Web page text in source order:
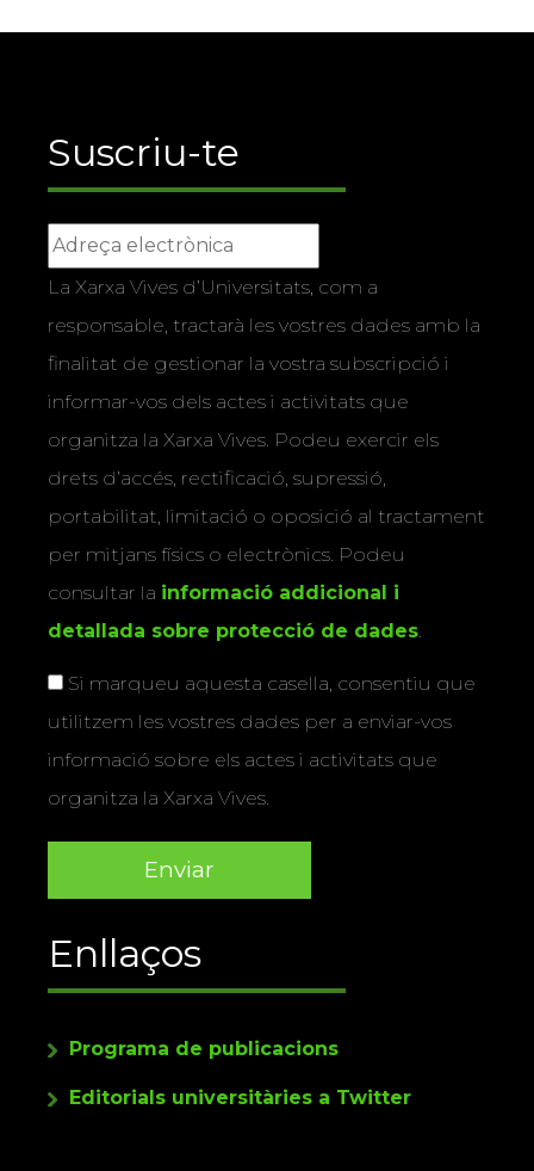
Suscriu-te
La Xarxa Vives d’Universitats, com a
responsable, tractarà les vostres dades amb la
finalitat de gestionar la vostra subscripció i
informar-vos dels actes i activitats que
organitza la Xarxa Vives. Podeu exercir els
drets d’accés, rectificació, supressió,
portabilitat, limitació o oposició al tractament
per mitjans físics o electrònics. Podeu
consultar la informació addicional i
detallada sobre protecció de dades.
Si marqueu aquesta casella, consentiu que
utilitzem les vostres dades per a enviar-vos
informació sobre els actes i activitats que
organitza la Xarxa Vives.
Enllaços
Programa de publicacions
Editorials universitàries a Twitter